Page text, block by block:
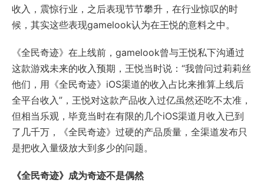
收入，震惊行业，之后表现节节攀升，在行业惊叹的时
候，其实这些表现gamelook认为在王悦的意料之中。
《全民奇迹》在上线前，gamelook曾与王悦私下沟通过
这款游戏未来的收入预期，王悦当时说：“我曾问过莉莉丝
他们，用《全民奇迹》iOS渠道的收入占比来推算上线后
全平台收入”，王悦对这款产品收入过亿虽然还吃不太准，
但相当乐观，毕竟当时在有限的几个iOS渠道月收入已到
了几千万，《全民奇迹》过硬的产品质量，全渠道发布只
是把收入量级放大到多少的问题。
《全民奇迹》成为奇迹不是偶然